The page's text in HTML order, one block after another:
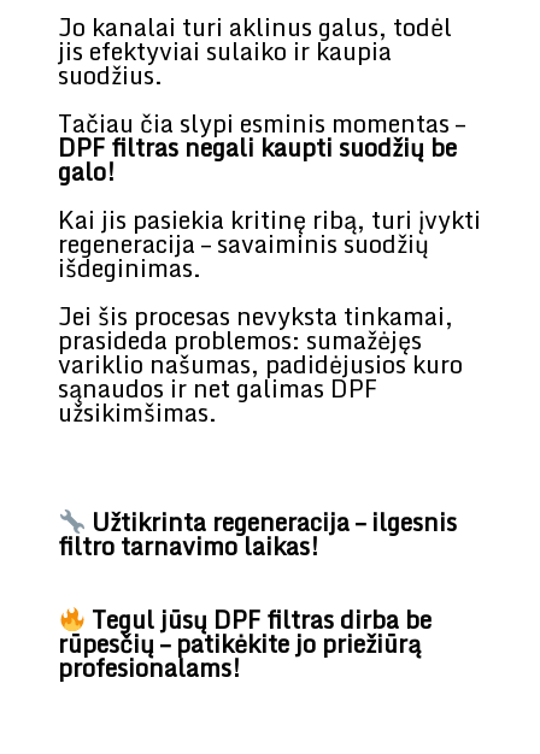
Jo kanalai turi aklinus galus, todėl
jis efektyviai sulaiko ir kaupia
suodžius.
Tačiau čia slypi esminis momentas –
DPF filtras negali kaupti suodžių be
galo!
Kai jis pasiekia kritinę ribą, turi įvykti
regeneracija – savaiminis suodžių
išdeginimas.
Jei šis procesas nevyksta tinkamai,
prasideda problemos: sumažėjęs
variklio našumas, padidėjusios kuro
sąnaudos ir net galimas DPF
užsikimšimas.
Užtikrinta regeneracija – ilgesnis
filtro tarnavimo laikas!
Tegul jūsų DPF filtras dirba be
rūpesčių – patikėkite jo priežiūrą
profesionalams!